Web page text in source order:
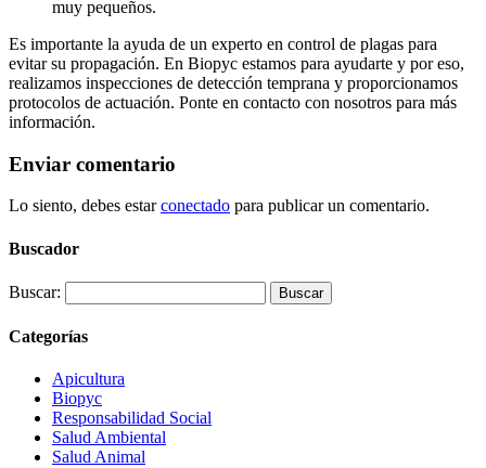
muy pequeños.
Es importante la ayuda de un experto en control de plagas para
evitar su propagación. En Biopyc estamos para ayudarte y por eso,
realizamos inspecciones de detección temprana y proporcionamos
protocolos de actuación. Ponte en contacto con nosotros para más
información.
Enviar comentario
Lo siento, debes estarconectado para publicar un comentario.
Buscador
Buscar:
Categorías
Apicultura
Biopyc
Responsabilidad Social
Salud Ambiental
Salud Animal